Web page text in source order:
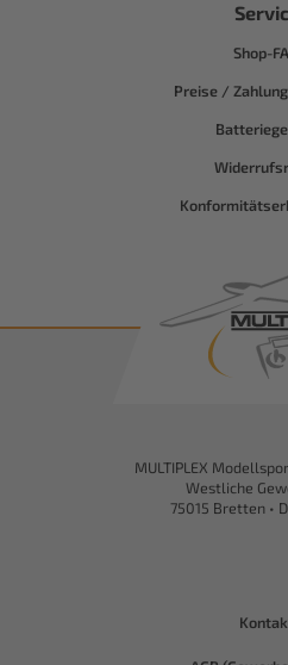
Shop-
Preise /
MULTIPLEX
Westliche
75015 Bretten •